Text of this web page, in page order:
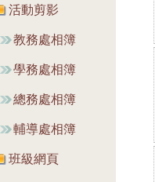
活動剪影
教務處相簿
學務處相簿
總務處相簿
輔導處相簿
班級網頁